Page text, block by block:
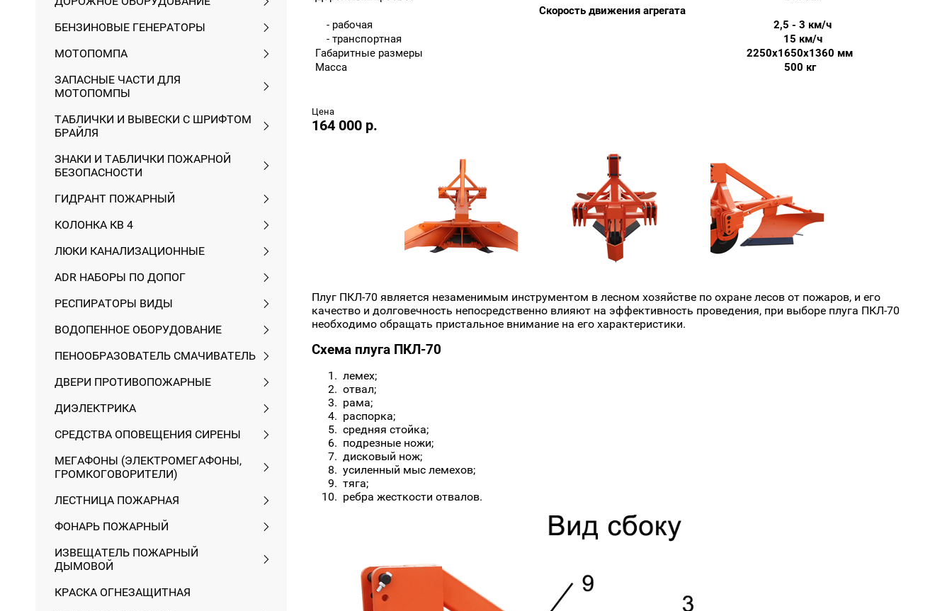
БЕНЗИНОВЫЕ ГЕНЕРАТОРЫ
МОТОПОМПА
ЗАПАСНЫЕ ЧАСТИ ДЛЯ
МОТОПОМПЫ
ТАБЛИЧКИ И ВЫВЕСКИ С ШРИФТОМ
БРАЙЛЯ
ЗНАКИ И ТАБЛИЧКИ ПОЖАРНОЙ
БЕЗОПАСНОСТИ
ГИДРАНТ ПОЖАРНЫЙ
КОЛОНКА КВ 4
ЛЮКИ КАНАЛИЗАЦИОННЫЕ
ADR НАБОРЫ ПО ДОПОГ
РЕСПИРАТОРЫ ВИДЫ
ВОДОПЕННОЕ ОБОРУДОВАНИЕ
ПЕНООБРАЗОВАТЕЛЬ СМАЧИВАТЕЛЬ
ДВЕРИ ПРОТИВОПОЖАРНЫЕ
ДИЭЛЕКТРИКА
СРЕДСТВА ОПОВЕЩЕНИЯ СИРЕНЫ
МЕГАФОНЫ (ЭЛЕКТРОМЕГАФОНЫ,
ГРОМКОГОВОРИТЕЛИ)
ЛЕСТНИЦА ПОЖАРНАЯ
ФОНАРЬ ПОЖАРНЫЙ
ИЗВЕЩАТЕЛЬ ПОЖАРНЫЙ
ДЫМОВОЙ
КРАСКА ОГНЕЗАЩИТНАЯ
Скорость движения агрегата
- рабочая
2,5 - 3 км/ч
- транспортная
15 км/ч
Габаритные размеры
2250х1650х1360 мм
Масса
500 кг
Цена
164 000 р.
Плуг ПКЛ-70 является незаменимым инструментом в лесном хозяйстве по охране лесов от пожаров, и его
качество и долговечность непосредственно влияют на эффективность проведения, при выборе плуга ПКЛ-70
необходимо обращать пристальное внимание на его характеристики.
Схема плуга ПКЛ-70
лемех;
отвал;
рама;
распорка;
средняя стойка;
подрезные ножи;
дисковый нож;
усиленный мыс лемехов;
тяга;
ребра жесткости отвалов.